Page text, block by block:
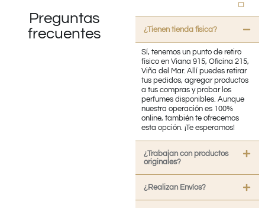
Preguntas
frecuentes
¿Tienen tienda fisica?
Sí, tenemos un punto de retiro
físico en Viana 915, Oficina 215,
Viña del Mar. Allí puedes retirar
tus pedidos, agregar productos
a tus compras y probar los
perfumes disponibles. Aunque
nuestra operación es 100%
online, también te ofrecemos
esta opción. ¡Te esperamos!
¿Trabajan con productos
originales?
¿Realizan Envíos?